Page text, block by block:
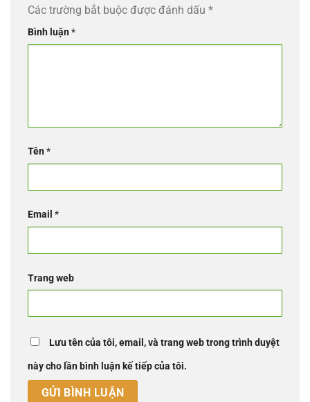
Các trường bắt buộc được đánh dấu *
Bình luận*
Tên*
Email *
Trang web
Lưu tên của tôi, email, và trang web trong trình duyệt
này cho lần bình luận kế tiếp của tôi.